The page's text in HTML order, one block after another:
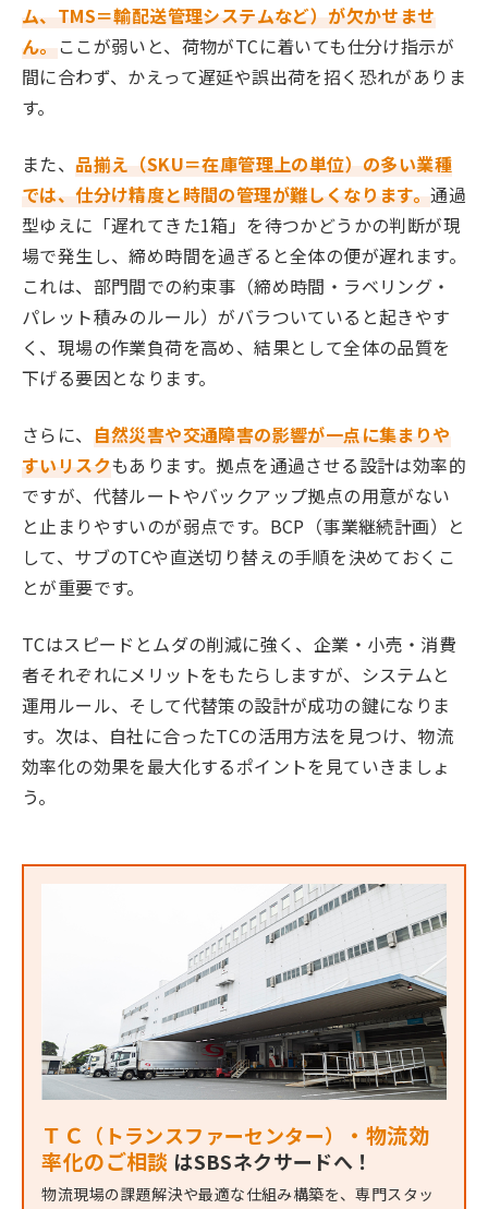
ム、TMS＝輸配送管理システムなど）が欠かせませ
ん。ここが弱いと、荷物がTCに着いても仕分け指示が
間に合わず、かえって遅延や誤出荷を招く恐れがありま
す。
また、品揃え（SKU＝在庫管理上の単位）の多い業種
では、仕分け精度と時間の管理が難しくなります。通過
型ゆえに「遅れてきた1箱」を待つかどうかの判断が現
場で発生し、締め時間を過ぎると全体の便が遅れます。
これは、部門間での約束事（締め時間・ラベリング・
パレット積みのルール）がバラついていると起きやす
く、現場の作業負荷を高め、結果として全体の品質を
下げる要因となります。
さらに、 自然災害や交通障害の影響が一点に集まりや
すいリスクもあります。拠点を通過させる設計は効率的
ですが、代替ルートやバックアップ拠点の用意がない
と止まりやすいのが弱点です。BCP（事業継続計画）と
して、サブのTCや直送切り替えの手順を決めておくこ
とが重要です。
TCはスピードとムダの削減に強く、企業・小売・消費
者それぞれにメリットをもたらしますが、システムと
運用ルール、そして代替策の設計が成功の鍵になりま
す。次は、自社に合ったTCの活用方法を見つけ、物流
効率化の効果を最大化するポイントを見ていきましょ
う。
ＴＣ （トランスファーセンター）
・物流効
率化のご相談 はSBSネクサードへ！
物流現場の課題解決や最適な仕組み構築を、専門スタッ